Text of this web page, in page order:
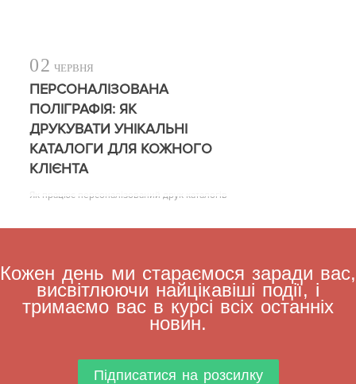
02 ЧЕРВНЯ
ПЕРСОНАЛІЗОВАНА
ПОЛІГРАФІЯ: ЯК
ДРУКУВАТИ УНІКАЛЬНІ
КАТАЛОГИ ДЛЯ КОЖНОГО
КЛІЄНТА
Як працює персоналізований друк каталогів
Кожен день ми стараємося заради вас,
висвітлюючи найцікавіші події, і
тримаємо вас в курсі всіх останніх
новин.
Підписатися на розсилку